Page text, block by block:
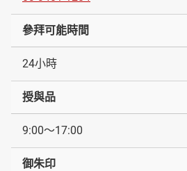
參拜可能時間
24小時
授與品
9:00～17:00
御朱印